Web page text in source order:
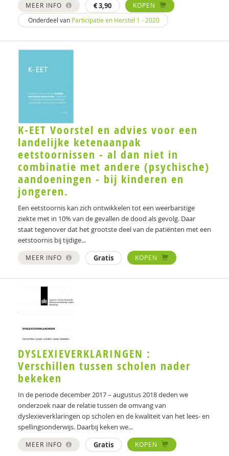
MEER INFO €3,90
KOPEN
Onderdeel van Participatie en Herstel 1 - 2020
K-EET Voorstel en advies voor een
landelijke ketenaanpak
eetstoornissen ‐ al dan niet in
combinatie met andere (psychische)
aandoeningen ‐ bij kinderen en
jongeren.
Een eetstoornis kan zich ontwikkelen tot een weerbarstige
ziekte met in 10% van de gevallen de dood als gevolg. Daar
staat tegenover dat het grootste deel van de patiënten met een
eetstoornis bij tijdige...
MEER INFO Gratis KOPEN
DYSLEXIEVERKLARINGEN :
Verschillen tussen scholen nader
bekeken
In de periode december 2017 – augustus 2018 deden we
onderzoek naar de relatie tussen de omvang van
dyslexieverklaringen op scholen en de kwaliteit van het lees- en
spellingsonderwijs. Daarbij keken we...
MEER INFO Gratis KOPEN